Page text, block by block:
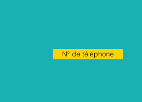
N° de téléphone